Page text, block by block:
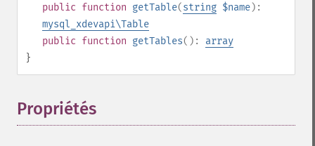
public function getTable(string $name):
mysql_xdevapi\Table
public function getTables(): array
}
Propriétés